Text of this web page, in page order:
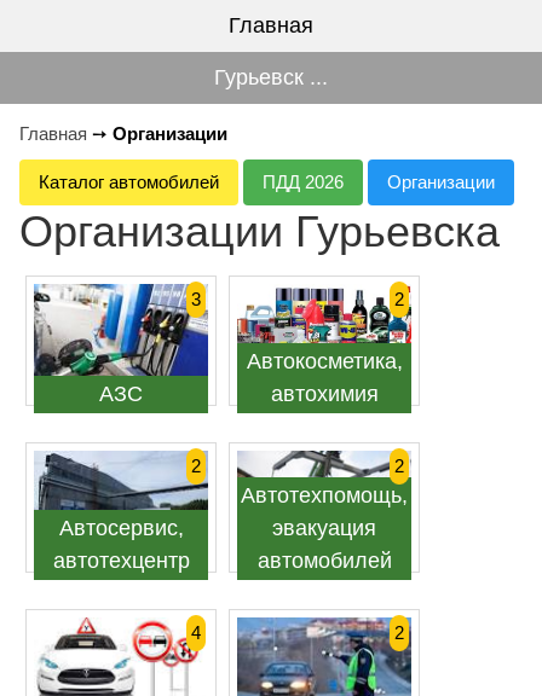
Главная
Гурьевск ...
Главная ➙ Организации
Каталог автомобилей ПДД 2026 Организации
Организации Гурьевска
АЗС
3
Автокосметика,
автохимия
2
Автосервис,
автотехцентр
2
Автотехпомощь,
эвакуация
автомобилей
2
4 2